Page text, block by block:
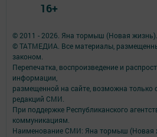
© 2011 - 2026. Яна тормыш (Новая
© ТАТМЕДИА. Все материалы,
законом.
Перепечатка, воспроизведение и
информации,
размещенной на сайте, возможна только
редакций СМИ.
При поддержке Республиканского
коммуникациям.
Наименование СМИ: Яна тормыш (Новая
16+